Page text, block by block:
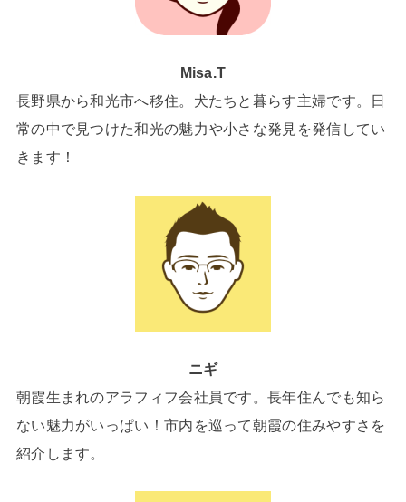
Misa.T
長野県から和光市へ移住。犬たちと暮らす主婦です。日
常の中で見つけた和光の魅力や小さな発見を発信してい
きます！
ニギ
朝霞生まれのアラフィフ会社員です。長年住んでも知ら
ない魅力がいっぱい！市内を巡って朝霞の住みやすさを
紹介します。